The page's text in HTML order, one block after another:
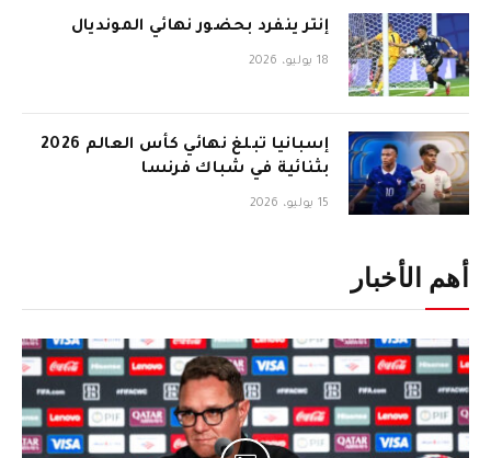
إنتر ينفرد بحضور نهائي المونديال
18 يوليو، 2026
إسبانيا تبلغ نهائي كأس العالم 2026
بثنائية في شباك فرنسا
15 يوليو، 2026
أهم الأخبار